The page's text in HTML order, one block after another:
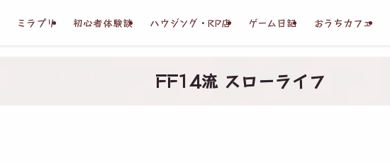
ミラプリ 初心者体験談 ハウジング・RP店 ゲーム日記 おうちカフェ
FF14流 スローライフ